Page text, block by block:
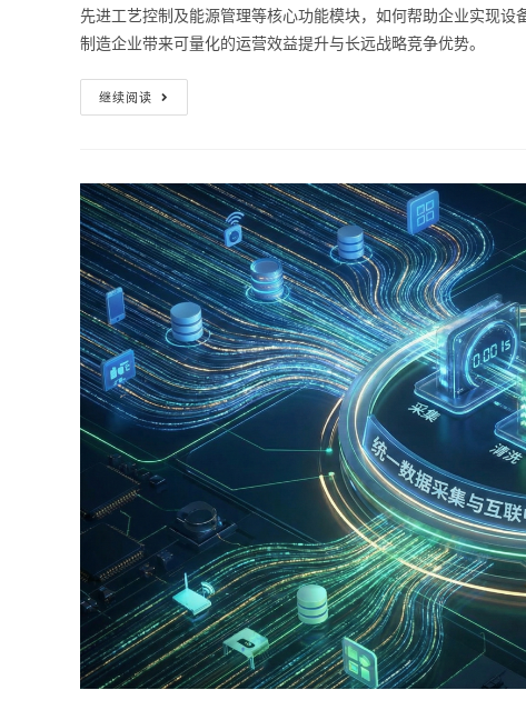
先进工艺控制及能源管理等核心功能模块，如何帮助企业实现
制造企业带来可量化的运营效益提升与长远战略竞争优势。
继续阅读